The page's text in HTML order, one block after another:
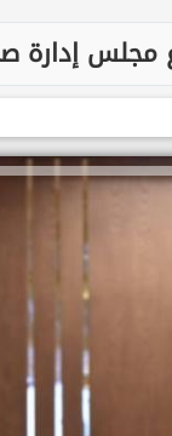
مجلس إدارة